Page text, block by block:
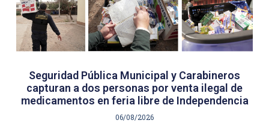
Seguridad Pública Municipal y Carabineros
capturan a dos personas por venta ilegal de
medicamentos en feria libre de Independencia
06/08/2026